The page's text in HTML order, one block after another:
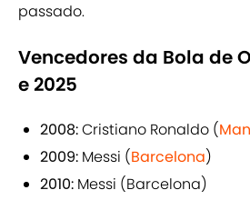
passado.
Vencedores da Bola de
e 2025
2008:Cristiano Ronaldo (
2009: Messi (Barcelona)
2010: Messi (Barcelona)